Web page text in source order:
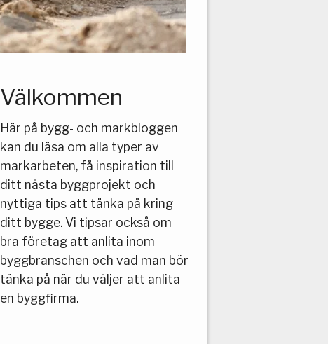
Välkommen
Här på bygg- och markbloggen
kan du läsa om alla typer av
markarbeten, få inspiration till
ditt nästa byggprojekt och
nyttiga tips att tänka på kring
ditt bygge. Vi tipsar också om
bra företag att anlita inom
byggbranschen och vad man bör
tänka på när du väljer att anlita
en byggfirma.